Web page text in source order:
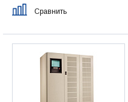
Сравнить